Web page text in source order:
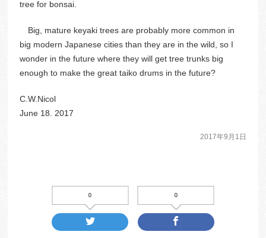
tree for bonsai.
Big, mature keyaki trees are probably more common in
big modern Japanese cities than they are in the wild, so I
wonder in the future where they will get tree trunks big
enough to make the great taiko drums in the future?
C.W.Nicol
June 18. 2017
2017年9月1日
0 0